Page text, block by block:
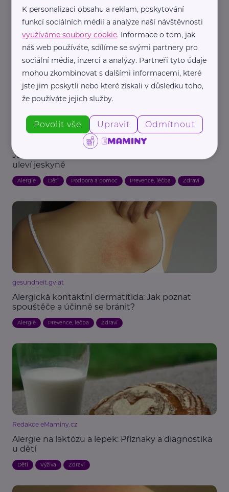
MaVe PR
Lidem s těžkým astmatem pomohou v centrech
Alergie Nemoc Podpora a pomoc Terapie Zdraví
Jaro spouští vlnu alergií. Dětským pacientům
uleví jeskyně
Alergie Děti Podpora a pomoc Prevence, léčba Zdraví
gesundheit.gv.at
Alergická kontaktní dermatitida: Jak poznat
spouštěče a účinně se bránit?
Alergie Prevence, léčba Zdraví
Redakce eMaminy.cz
Alergie na laktózu a lepek: Příznaky a diagnostika
u dětí
Děti Výživa Zdraví
K personalizaci obsahu a reklam, poskytování
funkcí sociálních médií a analýze naší návštěvnosti
využíváme soubory cookie. Informace o tom, jak
náš web používáte, sdílíme se svými partnery pro
sociální média, inzerci a analýzy. Partneři tyto údaje
mohou zkombinovat s dalšími informacemi, které
jste jim poskytli nebo které získali v důsledku toho,
že používáte jejich služby.
Povolit vše Upravit Odmítnout